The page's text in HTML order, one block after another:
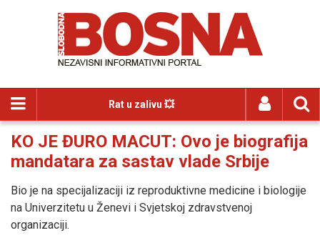
Rat u zalivu 💥
KO JE ĐURO MACUT: Ovo je biografija
mandatara za sastav vlade Srbije
Bio je na specijalizaciji iz reproduktivne medicine i biologije
na Univerzitetu u Ženevi i Svjetskoj zdravstvenoj
organizaciji.